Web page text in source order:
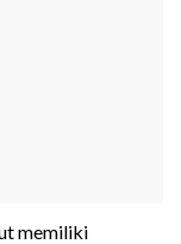
memiliki